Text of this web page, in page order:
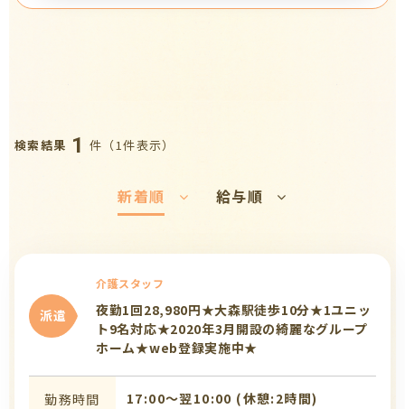
検索結果 1 件（1件表示）
新着順 給与順
派遣
介護スタッフ
夜勤1回28,980円★大森駅徒歩10分★1ユニッ
ト9名対応★2020年3月開設の綺麗なグループ
ホーム★web登録実施中★
勤務時間 17:00〜翌10:00 (休憩:2時間)